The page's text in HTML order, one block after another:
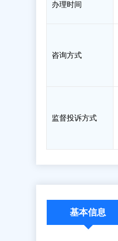
办理时间
咨询方式
监督投诉方式
基本信息